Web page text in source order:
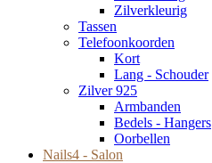
Zilverkleurig
Tassen
Telefoonkoorden
Kort
Lang - Schouder
Zilver 925
Armbanden
Bedels - Hangers
Oorbellen
Nails4 - Salon